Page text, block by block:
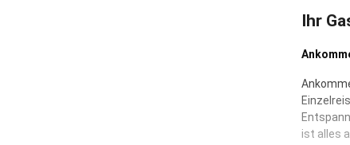
Ihr
ist alles